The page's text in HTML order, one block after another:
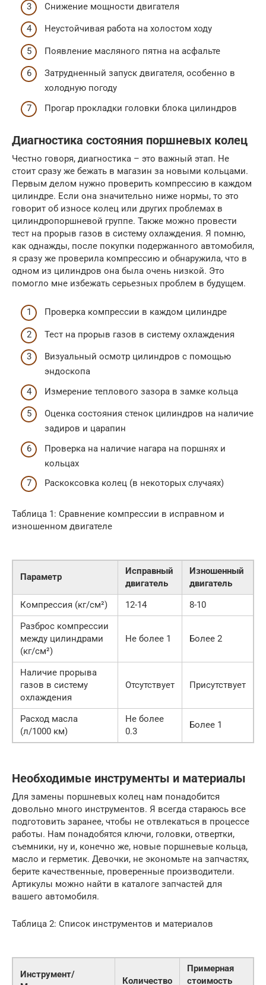
Снижение мощности двигателя
Неустойчивая работа на холостом ходу
Появление масляного пятна на асфальте
Затрудненный запуск двигателя, особенно в
холодную погоду
Прогар прокладки головки блока цилиндров
Диагностика состояния поршневых колец
Честно говоря, диагностика – это важный этап. Не
стоит сразу же бежать в магазин за новыми кольцами.
Первым делом нужно проверить компрессию в каждом
цилиндре. Если она значительно ниже нормы, то это
говорит об износе колец или других проблемах в
цилиндропоршневой группе. Также можно провести
тест на прорыв газов в систему охлаждения. Я помню,
как однажды, после покупки подержанного автомобиля,
я сразу же проверила компрессию и обнаружила, что в
одном из цилиндров она была очень низкой. Это
помогло мне избежать серьезных проблем в будущем.
Проверка компрессии в каждом цилиндре
Тест на прорыв газов в систему охлаждения
Визуальный осмотр цилиндров с помощью
эндоскопа
Измерение теплового зазора в замке кольца
Оценка состояния стенок цилиндров на наличие
задиров и царапин
Проверка на наличие нагара на поршнях и
кольцах
Раскоксовка колец (в некоторых случаях)
Таблица 1: Сравнение компрессии в исправном и
изношенном двигателе
Параметр
Исправный
двигатель
Изношенный
двигатель
Компрессия (кг/см²)
12-14
8-10
Разброс компрессии
между цилиндрами
(кг/см²)
Не более 1 Более 2
Наличие прорыва
газов в систему
охлаждения
Отсутствует Присутствует
Расход масла
(л/1000 км)
Не более
0.3
Более 1
Необходимые инструменты и материалы
Для замены поршневых колец нам понадобится
довольно много инструментов. Я всегда стараюсь все
подготовить заранее, чтобы не отвлекаться в процессе
работы. Нам понадобятся ключи, головки, отвертки,
съемники, ну и, конечно же, новые поршневые кольца,
масло и герметик. Девочки, не экономьте на запчастях,
берите качественные, проверенные производители.
Артикулы можно найти в каталоге запчастей для
вашего автомобиля.
Таблица 2: Список инструментов и материалов
Инструмент/
Количество
Примерная
стоимость